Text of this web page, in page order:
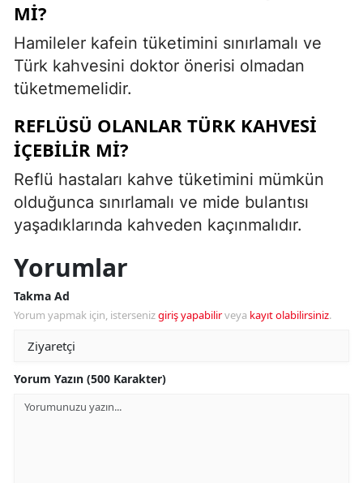
MI?
Hamileler kafein tüketimini sınırlamalı ve
Türk kahvesini doktor önerisi olmadan
tüketmemelidir.
REFLÜSÜ OLANLAR TÜRK KAHVESI
İÇEBILIR MI?
Reflü hastaları kahve tüketimini mümkün
olduğunca sınırlamalı ve mide bulantısı
yaşadıklarında kahveden kaçınmalıdır.
Yorumlar
Takma Ad
Yorum yapmak için, istersenizgiriş yapabilirveya kayıt olabilirsiniz.
Yorum Yazın (500 Karakter)